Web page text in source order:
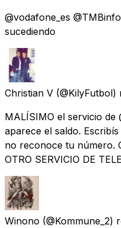
@vodafone_es
sucediendo
Christian V (@KilyFutbol)
MALÍSIMO el servicio de
aparece el saldo.
no reconoce tu número.
OTRO SERVICIO DE
Winono (@Kommune_2)